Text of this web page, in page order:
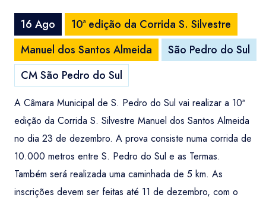
16 Ago
10ª edição da Corrida S. Silvestre
Manuel dos Santos Almeida
São Pedro do Sul
CM São Pedro do Sul
A Câmara Municipal de S. Pedro do Sul vai realizar a 10ª
edição da Corrida S. Silvestre Manuel dos Santos Almeida
no dia 23 de dezembro. A prova consiste numa corrida de
10.000 metros entre S. Pedro do Sul e as Termas.
Também será realizada uma caminhada de 5 km. As
inscrições devem ser feitas até 11 de dezembro, com o